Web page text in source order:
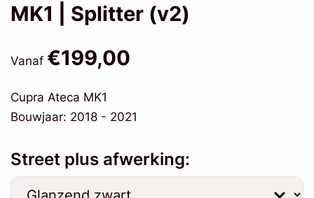
MK1 | Splitter (v2)
Vanaf €199,00
Cupra Ateca MK1
Bouwjaar: 2018 - 2021
Street plus afwerking: